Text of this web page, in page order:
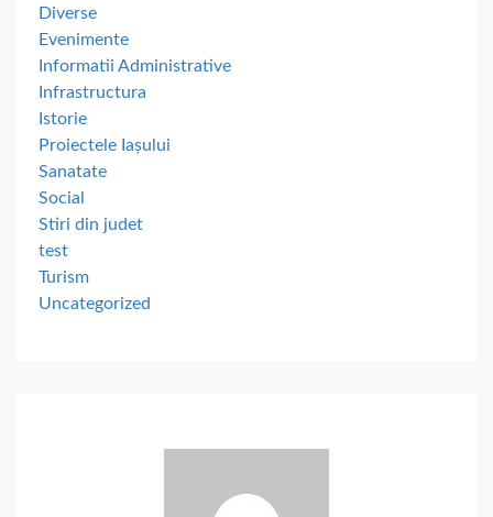
Diverse
Evenimente
Informatii Administrative
Infrastructura
Istorie
Proiectele Iașului
Sanatate
Social
Stiri din judet
test
Turism
Uncategorized